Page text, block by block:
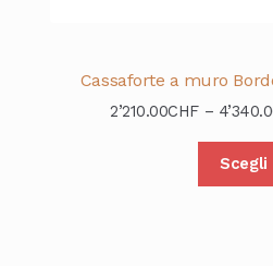
Cassaforte a muro
2’210.00CHF –
Scegli